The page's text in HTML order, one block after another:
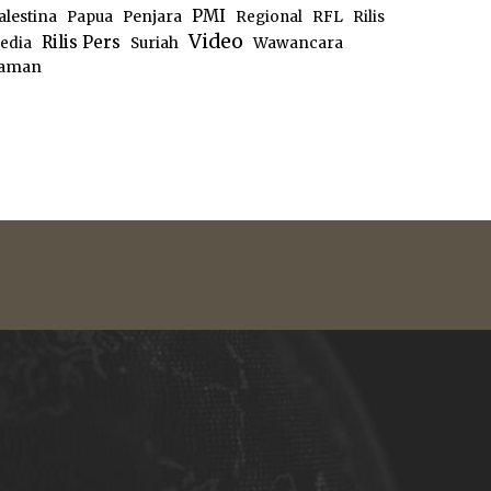
Papua Penjara PMI Regional RFL
Rilis
Rilis Pers Suriah Video Wawancara